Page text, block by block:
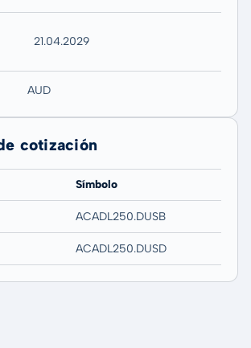
21.04.2029
AUD
cotización
Símbolo
ACADL250.DUSB
ACADL250.DUSD